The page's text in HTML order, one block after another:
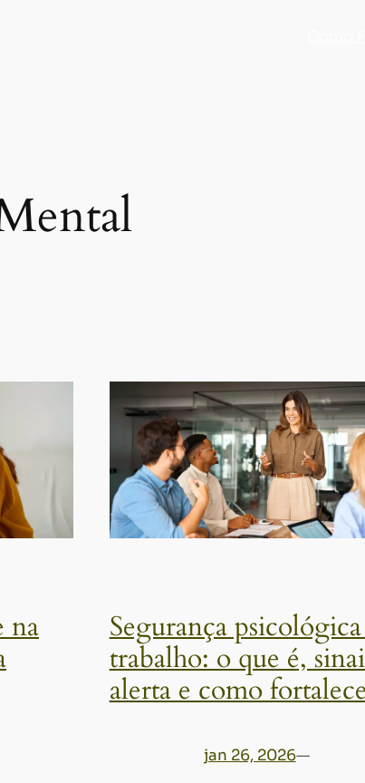
na
Segurança
trabalho: o que é,
alerta e como
jan 26, 2026—